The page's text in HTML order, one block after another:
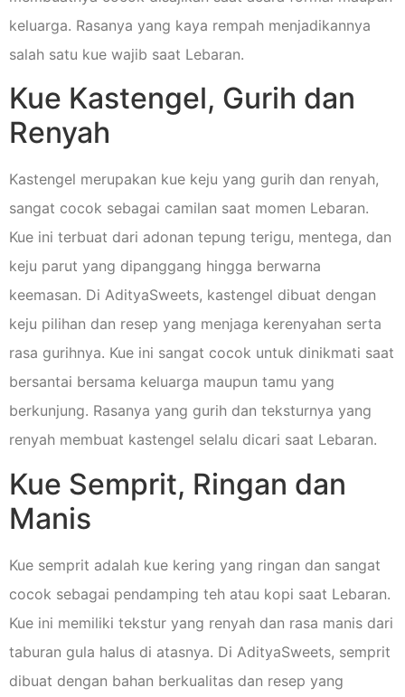
keluarga. Rasanya yang kaya rempah menjadikannya
salah satu kue wajib saat Lebaran.
Kue Kastengel, Gurih dan
Renyah
Kastengel merupakan kue keju yang gurih dan renyah,
sangat cocok sebagai camilan saat momen Lebaran.
Kue ini terbuat dari adonan tepung terigu, mentega, dan
keju parut yang dipanggang hingga berwarna
keemasan. Di AdityaSweets, kastengel dibuat dengan
keju pilihan dan resep yang menjaga kerenyahan serta
rasa gurihnya. Kue ini sangat cocok untuk dinikmati saat
bersantai bersama keluarga maupun tamu yang
berkunjung. Rasanya yang gurih dan teksturnya yang
renyah membuat kastengel selalu dicari saat Lebaran.
Kue Semprit, Ringan dan
Manis
Kue semprit adalah kue kering yang ringan dan sangat
cocok sebagai pendamping teh atau kopi saat Lebaran.
Kue ini memiliki tekstur yang renyah dan rasa manis dari
taburan gula halus di atasnya. Di AdityaSweets, semprit
dibuat dengan bahan berkualitas dan resep yang